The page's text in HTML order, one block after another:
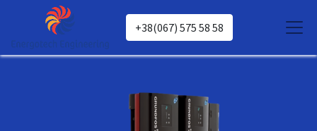
+38(067) 575 58 58